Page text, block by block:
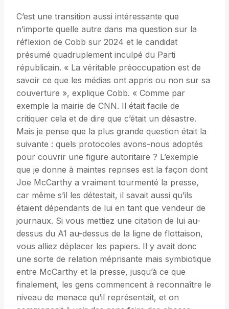
C’est une transition aussi intéressante que
n’importe quelle autre dans ma question sur la
réflexion de Cobb sur 2024 et le candidat
présumé quadruplement inculpé du Parti
républicain. « La véritable préoccupation est de
savoir ce que les médias ont appris ou non sur sa
couverture », explique Cobb. « Comme par
exemple la mairie de CNN. Il était facile de
critiquer cela et de dire que c’était un désastre.
Mais je pense que la plus grande question était la
suivante : quels protocoles avons-nous adoptés
pour couvrir une figure autoritaire ? L’exemple
que je donne à maintes reprises est la façon dont
Joe McCarthy a vraiment tourmenté la presse,
car même s’il les détestait, il savait aussi qu’ils
étaient dépendants de lui en tant que vendeur de
journaux. Si vous mettiez une citation de lui au-
dessus du A1 au-dessus de la ligne de flottaison,
vous alliez déplacer les papiers. Il y avait donc
une sorte de relation méprisante mais symbiotique
entre McCarthy et la presse, jusqu’à ce que
finalement, les gens commencent à reconnaître le
niveau de menace qu’il représentait, et on